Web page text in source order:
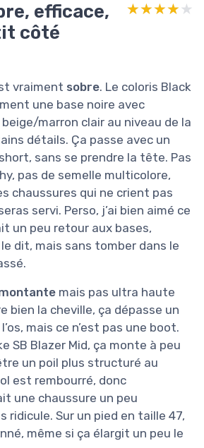
efficace,
côté
★★★★★
★★★★★
vraiment sobre. Le coloris Black
une base noire avec
marron clair au niveau de la
détails. Ça passe avec un
sans se prendre la tête. Pas
pas de semelle multicolore,
chaussures qui ne crient pas
servi. Perso, j’ai bien aimé ce
un peu retour aux bases,
dit, mais sans tomber dans le
mais pas ultra haute
bien la cheville, ça dépasse un
mais ce n’est pas une boot.
SB Blazer Mid, ça monte à peu
un poil plus structuré au
est rembourré, donc
une chaussure un peu
ridicule. Sur un pied en taille 47,
même si ça élargit un peu le